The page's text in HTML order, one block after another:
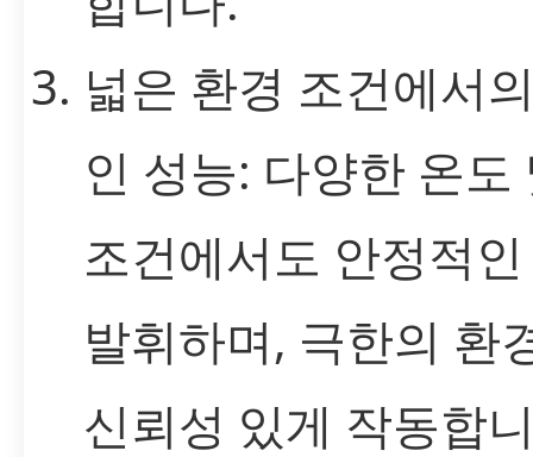
넓은 환경 조건에서
인 성능: 다양한 온도
조건에서도 안정적
발휘하며, 극한의 환
신뢰성 있게 작동합